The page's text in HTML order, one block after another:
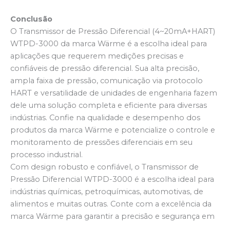
Conclusão
O Transmissor de Pressão Diferencial (4~20mA+HART)
WTPD-3000 da marca Wärme é a escolha ideal para
aplicações que requerem medições precisas e
confiáveis de pressão diferencial. Sua alta precisão,
ampla faixa de pressão, comunicação via protocolo
HART e versatilidade de unidades de engenharia fazem
dele uma solução completa e eficiente para diversas
indústrias. Confie na qualidade e desempenho dos
produtos da marca Wärme e potencialize o controle e
monitoramento de pressões diferenciais em seu
processo industrial.
Com design robusto e confiável, o Transmissor de
Pressão Diferencial WTPD-3000 é a escolha ideal para
indústrias químicas, petroquímicas, automotivas, de
alimentos e muitas outras. Conte com a excelência da
marca Wärme para garantir a precisão e segurança em